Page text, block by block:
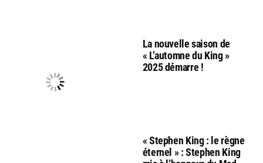
La nouvelle saison de
« L’automne du King »
2025 démarre !
« Stephen King : le règne
éternel » : Stephen King